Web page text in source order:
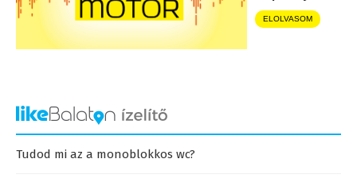
ELOLVASOM
Tudod mi az a monoblokkos wc?